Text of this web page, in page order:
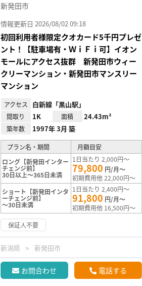
新発田市
情報更新日 2026/08/02 09:18
初回利用者様限定クオカード5千円プレゼ
ント！【駐車場有・ＷｉＦｉ可】イオン
モールにアクセス抜群 新発田市ウィー
クリーマンション・新発田市マンスリー
マンション
アクセス 白新線「黒山駅」
間取り 1K 面積 24.43m²
築年数 1997年 3月 築
プラン名・期間
月額目安
ロング【新発田インター
チェンジ前】
30日以上～365日未満
1日当たり 2,000円～
79,800 円/月～
初期費用他 22,000円～
ショート【新発田インタ
ーチェンジ前】
～30日未満
1日当たり 2,400円～
91,800 円/月～
初期費用他 16,500円～
保証人不要
新潟県 新発田市
お問合わせ 電話する